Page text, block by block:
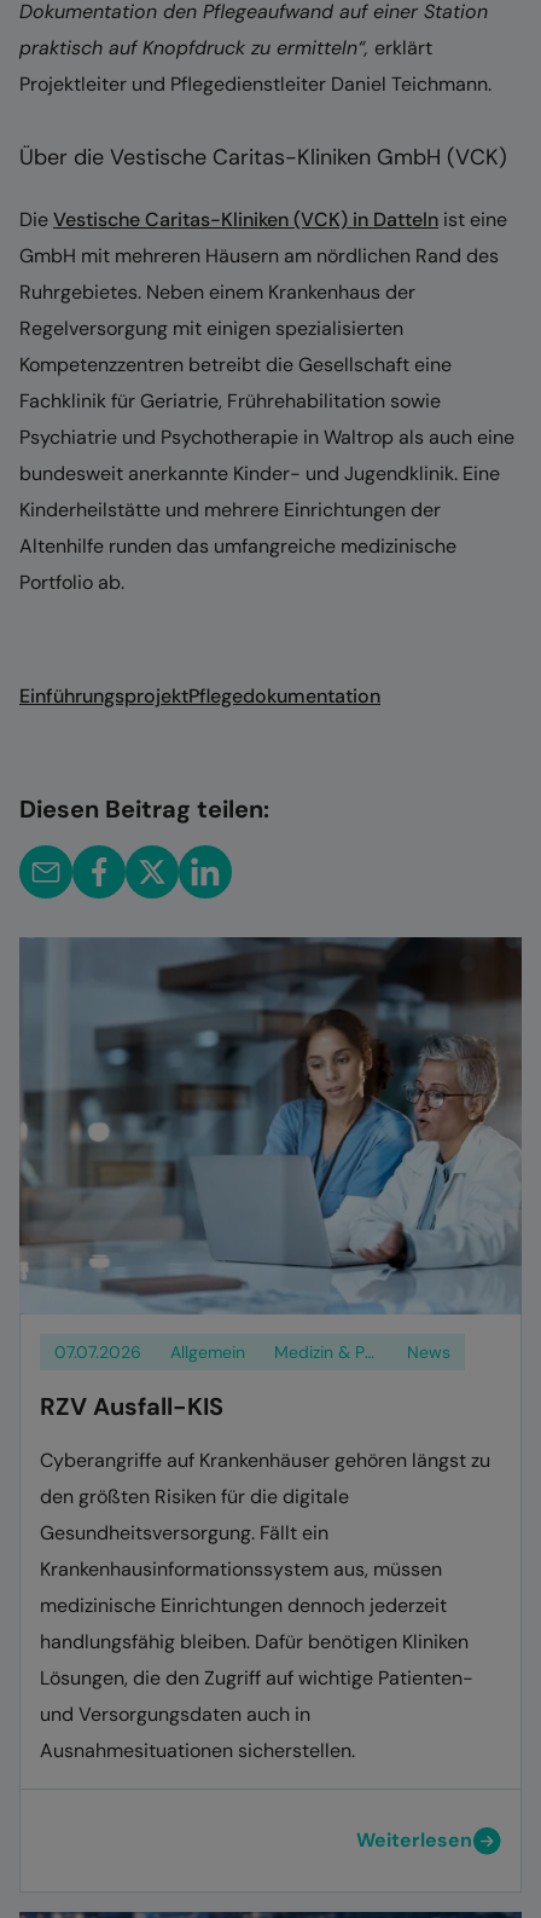
Dokumentation den Pflegeaufwand auf einer Station
praktisch auf Knopfdruck zu ermitteln“, erklärt
Projektleiter und Pflegedienstleiter Daniel Teichmann.
Über die Vestische Caritas-Kliniken GmbH (VCK)
DieVestische Caritas-Kliniken (VCK) in Datteln ist eine
GmbH mit mehreren Häusern am nördlichen Rand des
Ruhrgebietes. Neben einem Krankenhaus der
Regelversorgung mit einigen spezialisierten
Kompetenzzentren betreibt die Gesellschaft eine
Fachklinik für Geriatrie, Frührehabilitation sowie
Psychiatrie und Psychotherapie in Waltrop als auch eine
bundesweit anerkannte Kinder- und Jugendklinik. Eine
Kinderheilstätte und mehrere Einrichtungen der
Altenhilfe runden das umfangreiche medizinische
Portfolio ab.
EinführungsprojektPflegedokumentation
Diesen Beitrag teilen:
07.07.2026 Allgemein Medizin & Pflege News
RZV Ausfall-KIS
Cyberangriffe auf Krankenhäuser gehören längst zu
den größten Risiken für die digitale
Gesundheitsversorgung. Fällt ein
Krankenhausinformationssystem aus, müssen
medizinische Einrichtungen dennoch jederzeit
handlungsfähig bleiben. Dafür benötigen Kliniken
Lösungen, die den Zugriff auf wichtige Patienten-
und Versorgungsdaten auch in
Ausnahmesituationen sicherstellen.
Weiterlesen